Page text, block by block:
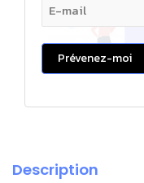
Prévenez-moi
Description